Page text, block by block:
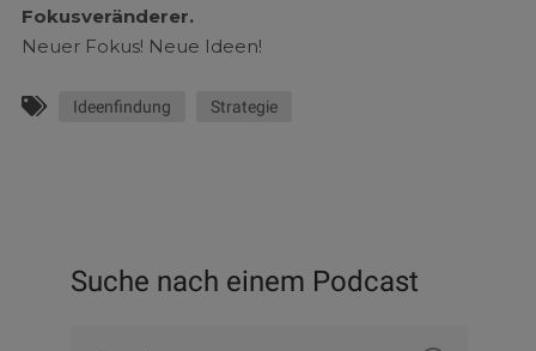
Fokusveränderer.
Neuer Fokus! Neue Ideen!
Ideenfindung Strategie
Suche nach einem Podcast